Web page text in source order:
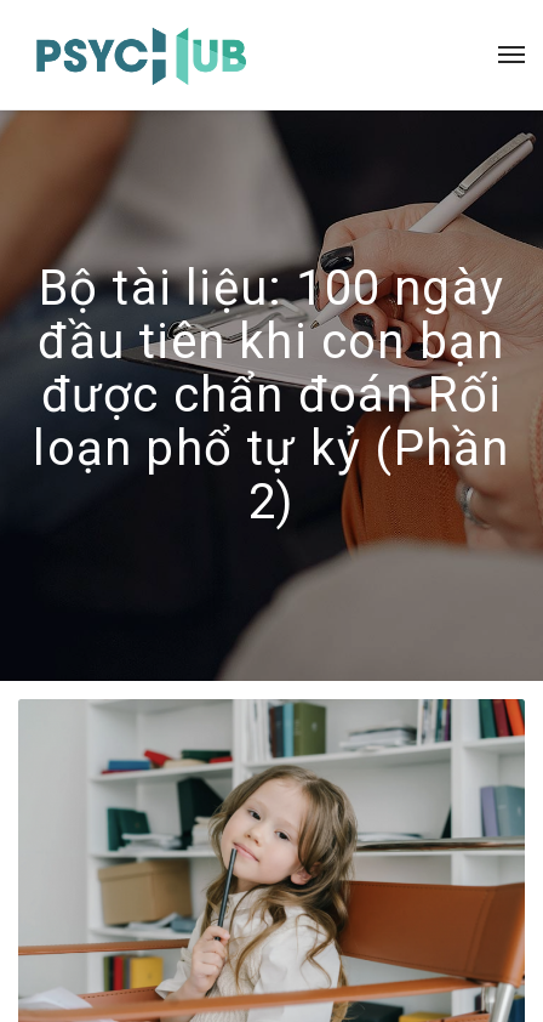
Bộ tài liệu: 100 ngày
đầu tiên khi con bạn
được chẩn đoán Rối
loạn phổ tự kỷ (Phần
2)